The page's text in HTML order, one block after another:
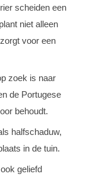
scheiden een
niet alleen
voor een
zoek is naar
de Portugese
behoudt.
halfschaduw,
in de tuin.
geliefd